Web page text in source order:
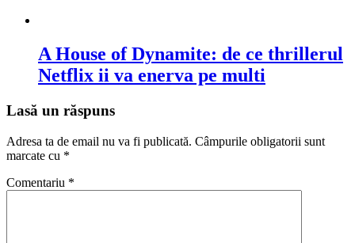
A House of Dynamite: de ce thrillerul
Netflix ii va enerva pe multi
Lasă un răspuns
Adresa ta de email nu va fi publicată. Câmpurile obligatorii sunt
marcate cu *
Comentariu *